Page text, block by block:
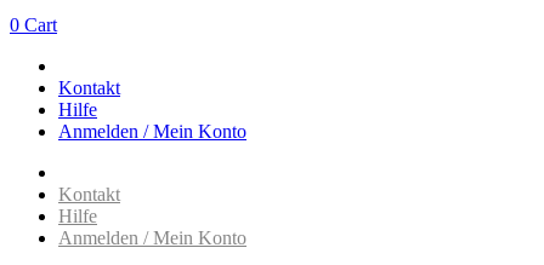
0 Cart
Kontakt
Hilfe
Anmelden / Mein Konto
Kontakt
Hilfe
Anmelden / Mein Konto